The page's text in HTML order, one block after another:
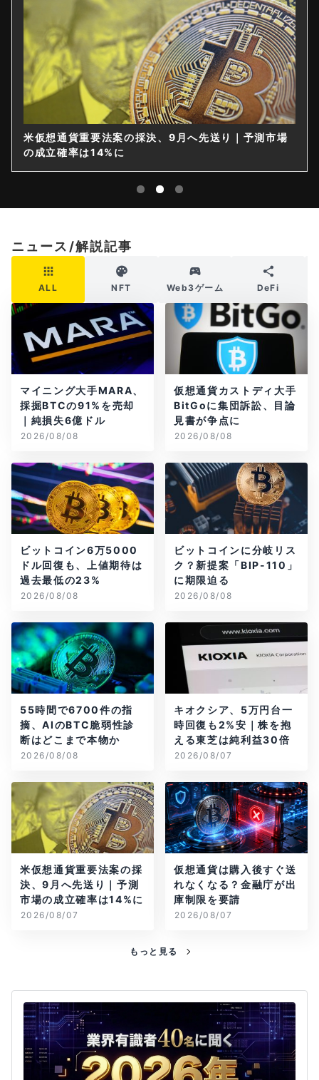
米仮想通貨重要法案の採決、9月へ先送り｜予測市場
の成立確率は14%に
ニュース/解説記事
ALL NFT Web3ゲーム DeFi
マイニング大手MARA、
採掘BTCの91%を売却
｜純損失6億ドル
2026/08/08
仮想通貨カストディ大手
BitGoに集団訴訟、目論
見書が争点に
2026/08/08
ビットコイン6万5000
ドル回復も、上値期待は
過去最低の23%
2026/08/08
ビットコインに分岐リス
ク？新提案「BIP-110」
に期限迫る
2026/08/08
55時間で6700件の指
摘、AIのBTC脆弱性診
断はどこまで本物か
2026/08/08
キオクシア、5万円台一
時回復も2%安｜株を抱
える東芝は純利益30倍
2026/08/07
米仮想通貨重要法案の採
決、9月へ先送り｜予測
市場の成立確率は14%に
2026/08/07
仮想通貨は購入後すぐ送
れなくなる？金融庁が出
庫制限を要請
2026/08/07
もっと見る